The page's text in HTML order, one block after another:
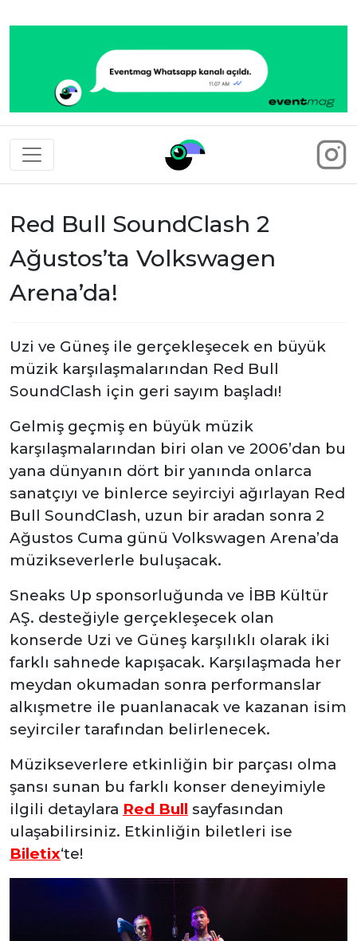
Eventmag
Red Bull SoundClash 2
Ağustos’ta Volkswagen
Arena’da!
Uzi ve Güneş ile gerçekleşecek en büyük
müzik karşılaşmalarından Red Bull
SoundClash için geri sayım başladı!
Gelmiş geçmiş en büyük müzik
karşılaşmalarından biri olan ve 2006’dan bu
yana dünyanın dört bir yanında onlarca
sanatçıyı ve binlerce seyirciyi ağırlayan Red
Bull SoundClash, uzun bir aradan sonra 2
Ağustos Cuma günü Volkswagen Arena’da
müzikseverlerle buluşacak.
Sneaks Up sponsorluğunda ve İBB Kültür
AŞ. desteğiyle gerçekleşecek olan
konserde Uzi ve Güneş karşılıklı olarak iki
farklı sahnede kapışacak. Karşılaşmada her
meydan okumadan sonra performanslar
alkışmetre ile puanlanacak ve kazanan isim
seyirciler tarafından belirlenecek.
Müzikseverlere etkinliğin bir parçası olma
şansı sunan bu farklı konser deneyimiyle
ilgili detaylara Red Bull sayfasından
ulaşabilirsiniz. Etkinliğin biletleri ise
Biletix‘te!